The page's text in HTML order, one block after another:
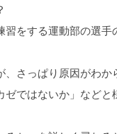
をする運動部の選手
さっぱり原因がわか
ではないか」など